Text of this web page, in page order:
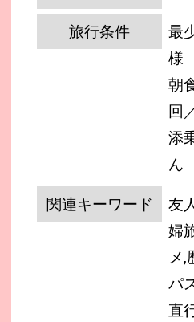
旅行条件
最
様
朝
回
添
ん
関連キーワード
友
婦
メ,
パ
直